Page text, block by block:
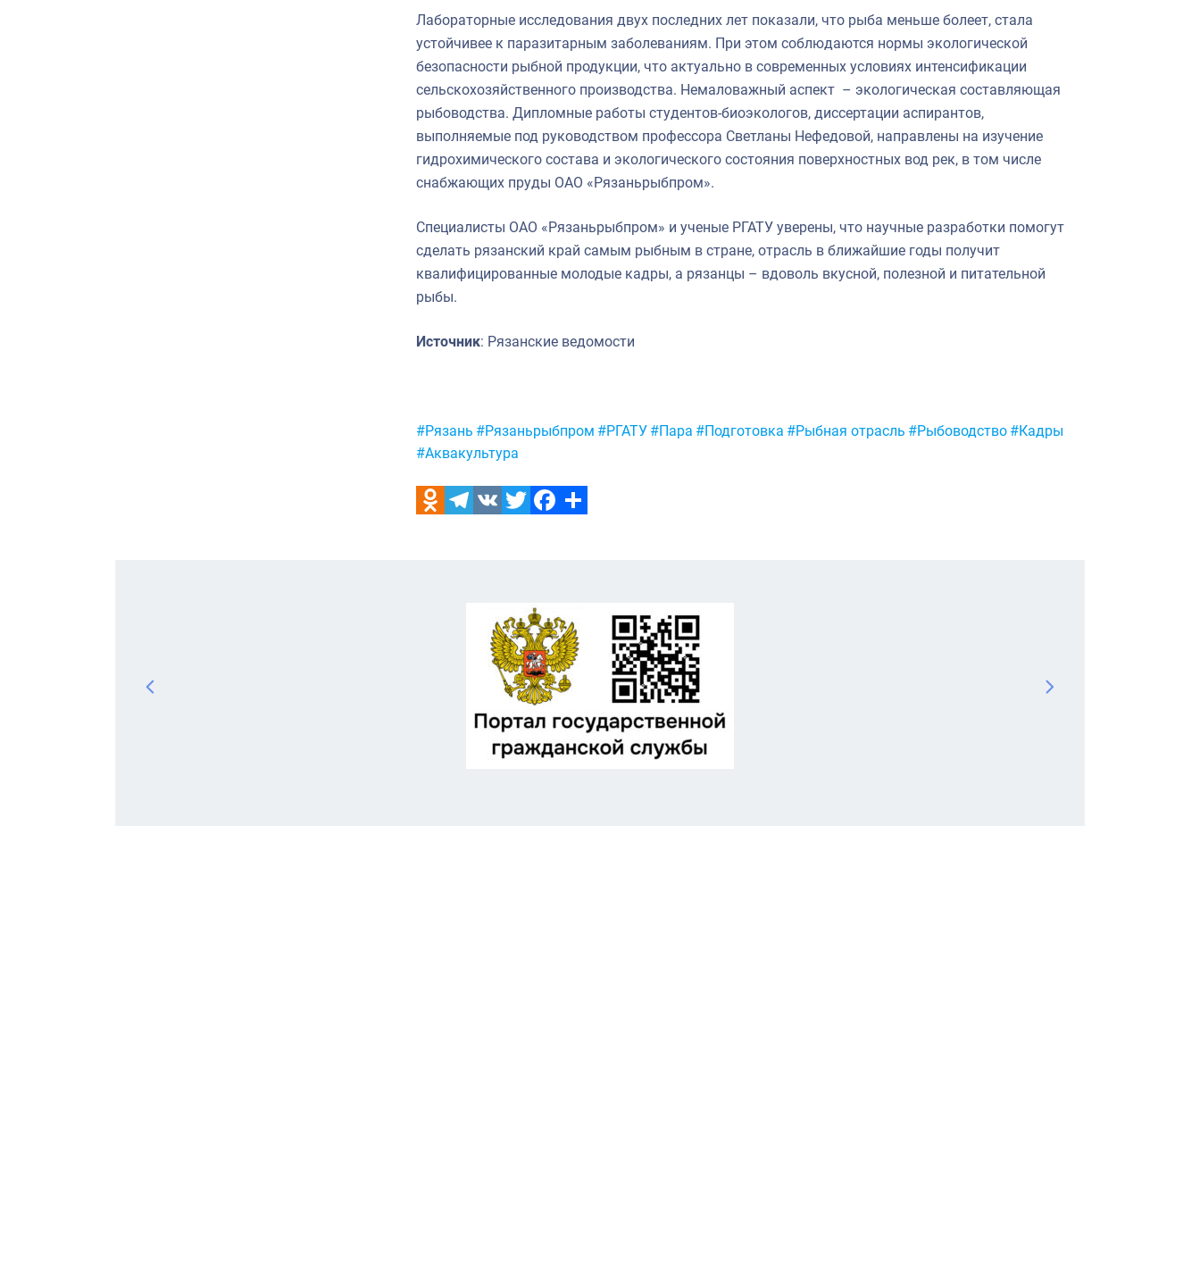
Лабораторные исследования двух последних лет показали, что рыба меньше болеет, стала
устойчивее к паразитарным заболеваниям. При этом соблюдаются нормы экологической
безопасности рыбной продукции, что актуально в современных условиях интенсификации
сельскохозяйственного производства. Немаловажный аспект – экологическая составляющая
рыбоводства. Дипломные работы студентов-биоэкологов, диссертации аспирантов,
выполняемые под руководством профессора Светланы Нефедовой, направлены на изучение
гидрохимического состава и экологического состояния поверхностных вод рек, в том числе
снабжающих пруды ОАО «Рязаньрыбпром».
Специалисты ОАО «Рязаньрыбпром» и ученые РГАТУ уверены, что научные разработки помогут
сделать рязанский край самым рыбным в стране, отрасль в ближайшие годы получит
квалифицированные молодые кадры, а рязанцы – вдоволь вкусной, полезной и питательной
рыбы.
Источник: Рязанские ведомости
Метки:
#Рязань #Рязаньрыбпром #РГАТУ #Пара #Подготовка #Рыбная отрасль #Рыбоводство #Кадры
#Аквакультура